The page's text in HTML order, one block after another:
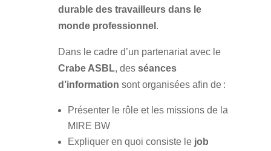
durable des travailleurs dans le
monde professionnel .
Dans le cadre d’un partenariat avec le
Crabe ASBL, des séances
d’information sont organisées afin de :
Présenter le rôle et les missions de la
MIRE BW
Expliquer en quoi consiste le job